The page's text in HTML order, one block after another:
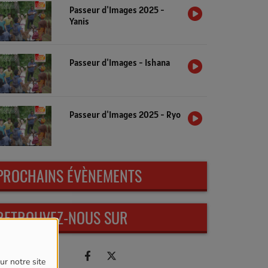
notre site
Passeur d'Images 2025 -
Yanis
Passeur d'Images - Ishana
Passeur d'Images 2025 - Ryo
ÉVÈNEMENTS
NOUS SUR